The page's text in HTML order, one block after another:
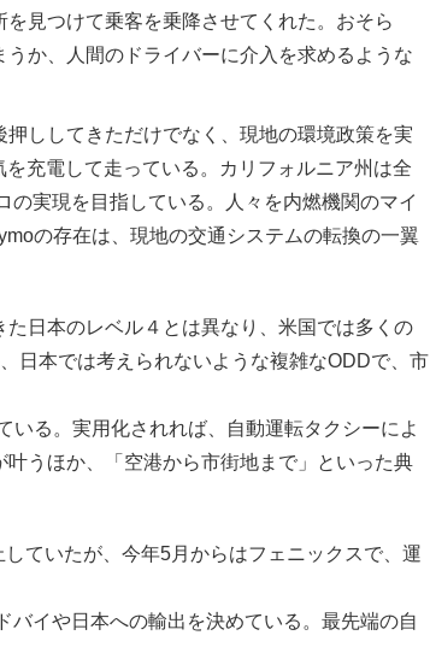
見つけて乗客を乗降させてくれた。おそら
か、人間のドライバーに介入を求めるような
ししてきただけでなく、現地の環境政策を実
充電して走っている。カリフォルニア州は全
実現を目指している。人々を内燃機関のマイ
の存在は、現地の交通システムの転換の一翼
日本のレベル４とは異なり、米国では多くの
日本では考えられないような複雑なODDで、市
る。実用化されれば、自動運転タクシーによ
うほか、「空港から市街地まで」といった典
ていたが、今年5月からはフェニックスで、運
イや日本への輸出を決めている。最先端の自